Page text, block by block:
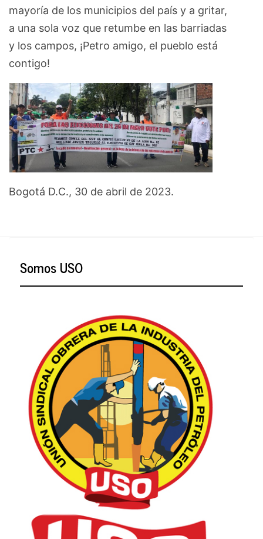
mayoría de los municipios del país y a gritar,
a una sola voz que retumbe en las barriadas
y los campos, ¡Petro amigo, el pueblo está
contigo!
Bogotá D.C., 30 de abril de 2023.
Somos USO